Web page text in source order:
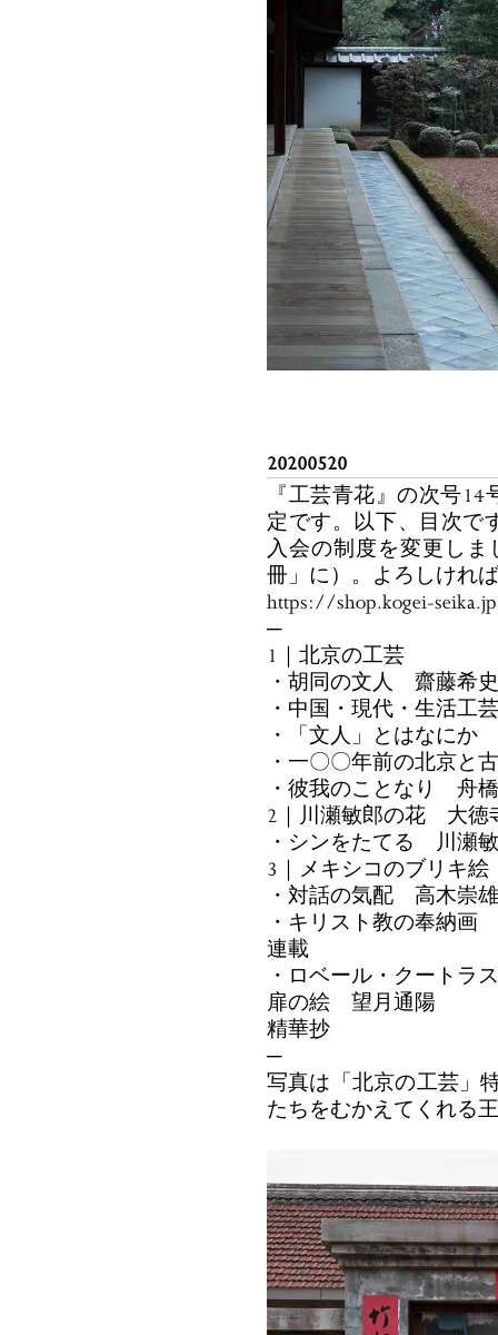
20200520
『工芸青花』の次号
定です。以下、目次で
入会の制度を変更し
冊」に）。よろしけれ
https://shop.kogei-
─
1｜北京の工芸
・胡同の文人 齋藤希史
・中国・現代・生活工
・「文人」とはなにか
・一〇〇年前の北京
・彼我のことなり 舟
2｜川瀬敏郎の花 大徳
・シンをたてる 川瀬
3｜メキシコのブリキ
・対話の気配 高木崇雄
・キリスト教の奉納画
連載
・ロベール・クート
扉の絵 望月通陽
精華抄
─
写真は「北京の工芸」
たちをむかえてくれる